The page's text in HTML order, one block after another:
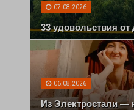
07.08.2026
33 удовольствия
06.08.2026
Из Электростали —